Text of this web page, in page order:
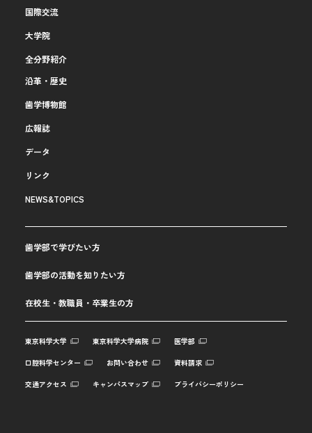
国際交流
大学院
全分野紹介
沿革・歴史
歯学博物館
広報誌
データ
リンク
NEWS&TOPICS
歯学部で学びたい方
歯学部の活動を知りたい方
在校生・教職員・卒業生の方
東京科学大学 東京科学大学病院 医学部
口腔科学センター お問い合わせ 資料請求
交通アクセス キャンパスマップ プライバシーポリシー